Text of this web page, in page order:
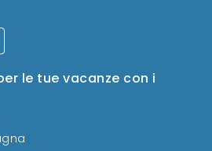
le tue vacanze con i